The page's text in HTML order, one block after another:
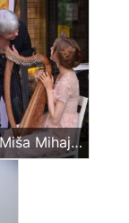
014 Miša Mihajlo Kravcev